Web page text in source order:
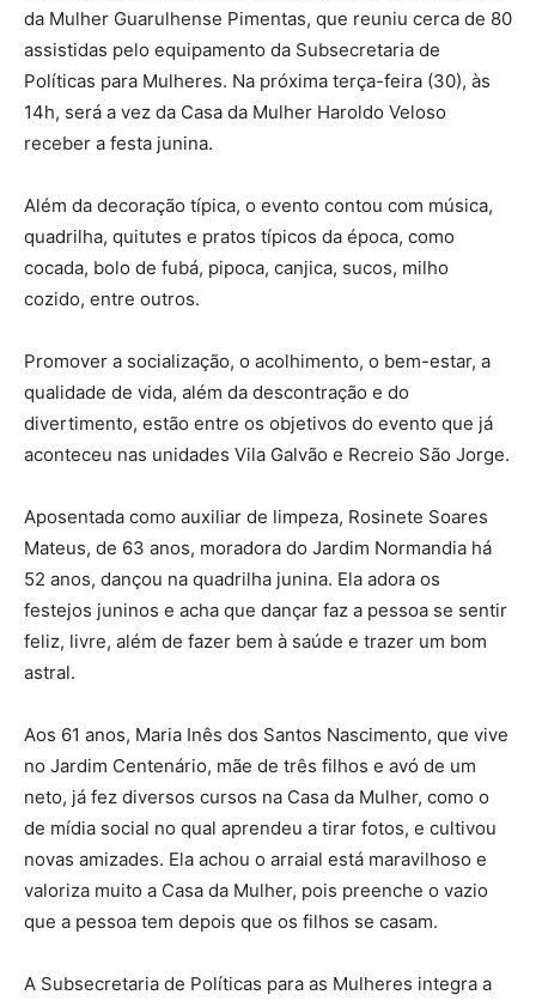
da Mulher Guarulhense Pimentas, que reuniu cerca de 80
assistidas pelo equipamento da Subsecretaria de
Políticas para Mulheres. Na próxima terça-feira (30), às
14h, será a vez da Casa da Mulher Haroldo Veloso
receber a festa junina.
Além da decoração típica, o evento contou com música,
quadrilha, quitutes e pratos típicos da época, como
cocada, bolo de fubá, pipoca, canjica, sucos, milho
cozido, entre outros.
Promover a socialização, o acolhimento, o bem-estar, a
qualidade de vida, além da descontração e do
divertimento, estão entre os objetivos do evento que já
aconteceu nas unidades Vila Galvão e Recreio São Jorge.
Aposentada como auxiliar de limpeza, Rosinete Soares
Mateus, de 63 anos, moradora do Jardim Normandia há
52 anos, dançou na quadrilha junina. Ela adora os
festejos juninos e acha que dançar faz a pessoa se sentir
feliz, livre, além de fazer bem à saúde e trazer um bom
astral.
Aos 61 anos, Maria Inês dos Santos Nascimento, que vive
no Jardim Centenário, mãe de três filhos e avó de um
neto, já fez diversos cursos na Casa da Mulher, como o
de mídia social no qual aprendeu a tirar fotos, e cultivou
novas amizades. Ela achou o arraial está maravilhoso e
valoriza muito a Casa da Mulher, pois preenche o vazio
que a pessoa tem depois que os filhos se casam.
A Subsecretaria de Políticas para as Mulheres integra a